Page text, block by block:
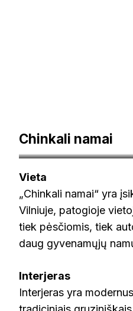
Chinkali namai
Vieta
„Chinkali namai“ yra
Vilniuje, patogioje
tiek pėsčiomis, tiek
daug gyvenamųjų
Interjeras
Interjeras yra